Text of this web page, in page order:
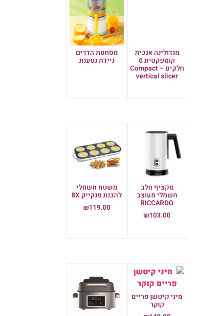
מנדולינה אנכית
קומפקטית 6
חלקים – Compact
vertical slicer
מסחטת הדרים
ניידת נטענת
מקציף חלב
חשמלי מעוצב
RICCARDO
₪103.00
משטח חשמלי
להכנת פנקייק 8X
₪119.00
מיני קיטשן פריים
קוקר